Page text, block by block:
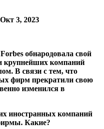
Окт 3, 2023
обнародовала свой
крупнейших компаний
В связи с тем, что
фирм прекратили свою
изменился в